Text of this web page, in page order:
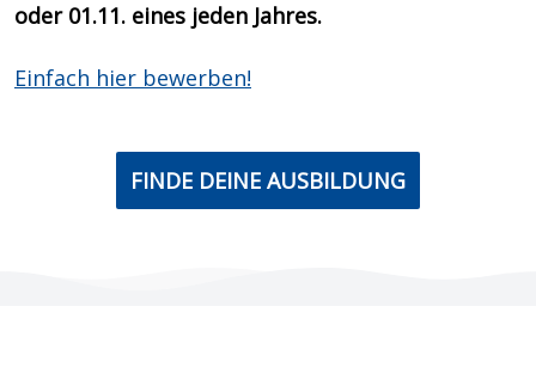
oder 01.11. eines jeden Jahres.
Einfach hier bewerben!
FINDE DEINE AUSBILDUNG